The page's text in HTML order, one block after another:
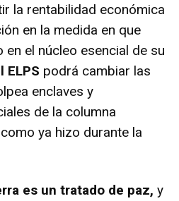
la rentabilidad económica
en la medida en que
el núcleo esencial de su
ELPS podrá cambiar las
enclaves y
de la columna
ya hizo durante la
es un tratado de paz, y